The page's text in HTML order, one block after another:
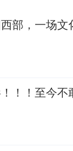
享全民健身 共筑
部，一场
！！至今不